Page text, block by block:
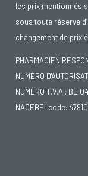
les prix mentionnés
sous toute réserve
changement de prix
PHARMACIEN
NUMÉRO
NUMÉRO T.V.A.: BE
NACEBELcode: 47910